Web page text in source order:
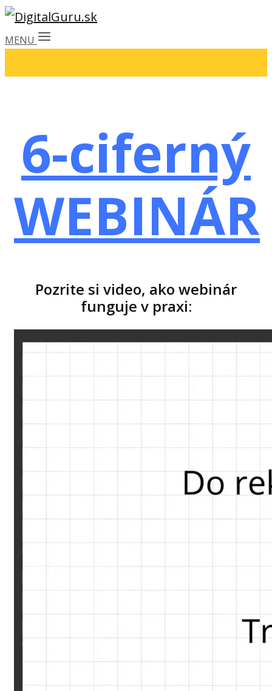
MENU
6-ciferný
WEBINÁR
Pozrite si video, ako webinár
funguje v praxi: